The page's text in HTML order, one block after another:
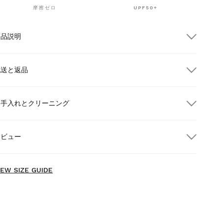
摩擦ゼロ UPF50+
説明
と返品
$300.00以上のご注文で送料無料
入れとクリーニング
ュー
SIZE GUIDE